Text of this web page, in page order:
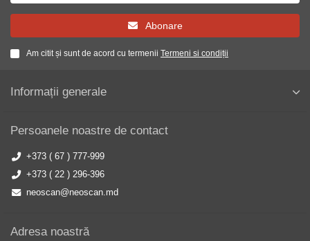
Abonare
Am citit și sunt de acord cu termenii Termeni si condiții
Informații generale
Persoanele noastre de contact
+373 ( 67 ) 777-999
+373 ( 22 ) 296-396
neoscan@neoscan.md
Adresa noastră